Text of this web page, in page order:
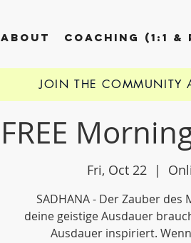
ABOUT COACHING (1:1 &
FREE
Fri, Oct 22
  |
SADHANA - Der Zauber
deine geistige Ausdauer
Ausdauer inspiriert.
JOIN THE COMMUNITY